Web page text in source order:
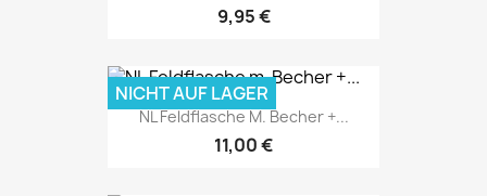
9,95 €
NL Feldflasche M. Becher +...
11,00 €
NICHT AUF LAGER